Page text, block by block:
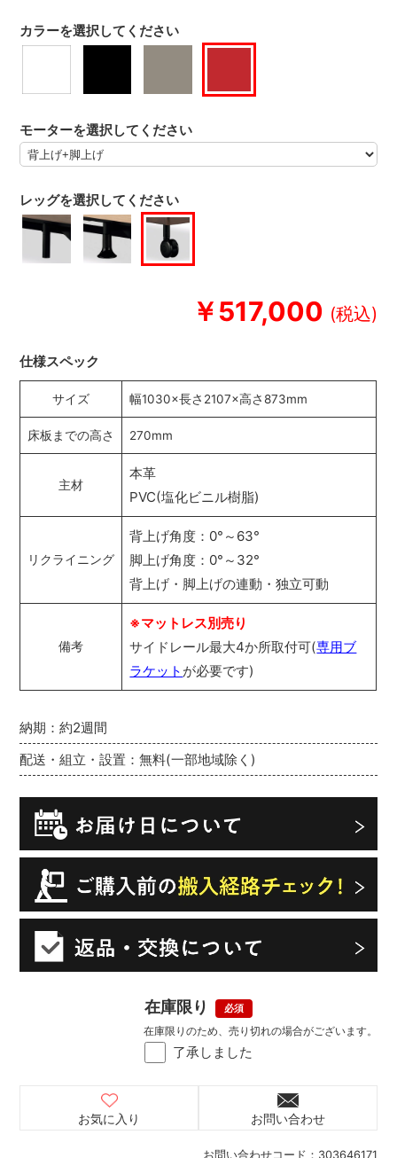
￥517,000
お問い合わせコード： 303646171
納期：約2週間
配送・組立・設置：無料(一部地域除く)
在庫限り
了承しました
在庫限りのため、売り切れの場合がございます。
カラーを選択してください
モーターを選択してください
レッグを選択してください
お気に入り お問い合わせ
仕様スペック
サイズ 幅1030×長さ2107×高さ873mm
床板までの高さ 270mm
主材
本革
PVC(塩化ビニル樹脂)
リクライニング
背上げ角度：0°～63°
脚上げ角度：0°～32°
背上げ・脚上げの連動・独立可動
備考
※マットレス別売り
サイドレール最大4か所取付可(専用ブ
ラケット が必要です)